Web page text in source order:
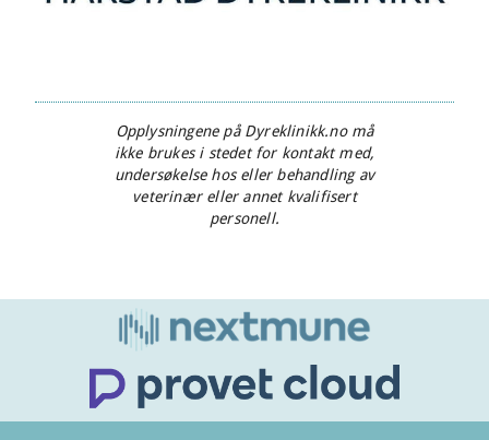
Opplysningene på Dyreklinikk.no må
ikke brukes i stedet for kontakt med,
undersøkelse hos eller behandling av
veterinær eller annet kvalifisert
personell.